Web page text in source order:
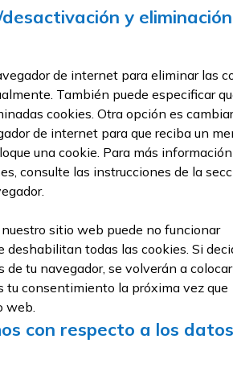
y
de internet para eliminar las
También puede especificar
cookies. Otra opción es
de internet para que reciba un
una cookie. Para más información
consulte las instrucciones de la
sitio web puede no funcionar
deshabilitan todas las cookies. Si
de tu navegador, se volverán a colocar
tu consentimiento la próxima vez que
web.
con respecto a los datos